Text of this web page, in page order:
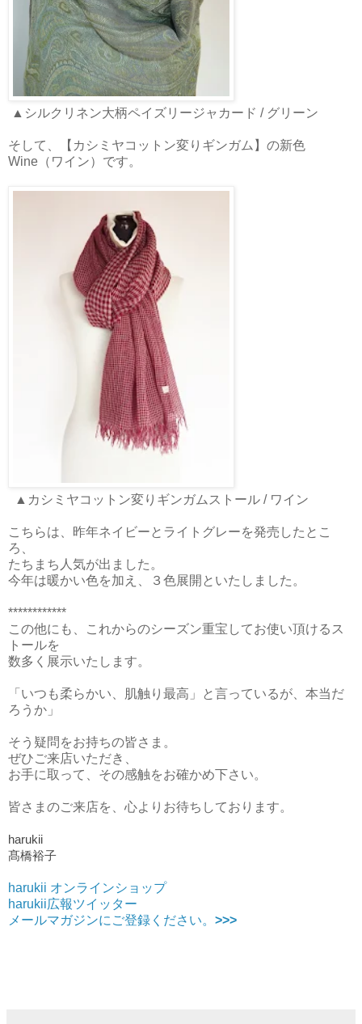
▲シルクリネン大柄ペイズリージャカード / グリーン
そして、【カシミヤコットン変りギンガム】の新色
Wine（ワイン）です。
▲カシミヤコットン変りギンガムストール / ワイン
こちらは、昨年ネイビーとライトグレーを発売したとこ
ろ、
たちまち人気が出ました。
今年は暖かい色を加え、３色展開といたしました。
************
この他にも、これからのシーズン重宝してお使い頂けるス
トールを
数多く展示いたします。
「いつも柔らかい、肌触り最高」と言っているが、本当だ
ろうか」
そう疑問をお持ちの皆さま。
ぜひご来店いただき、
お手に取って、その感触をお確かめ下さい。
皆さまのご来店を、心よりお待ちしております。
harukii
髙橋裕子
harukii オンラインショップ
harukii広報ツイッター
メールマガジンにご登録ください。 >>>